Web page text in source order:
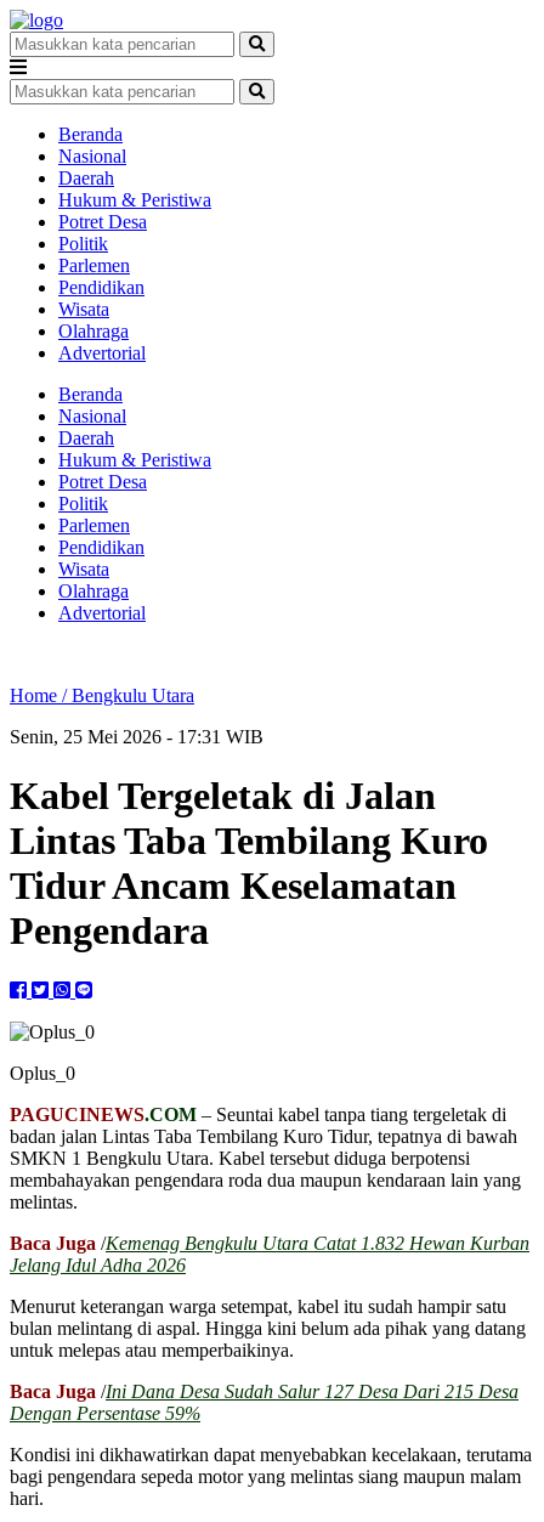
Beranda
Nasional
Daerah
Hukum & Peristiwa
Potret Desa
Politik
Parlemen
Pendidikan
Wisata
Olahraga
Advertorial
Beranda
Nasional
Daerah
Hukum & Peristiwa
Potret Desa
Politik
Parlemen
Pendidikan
Wisata
Olahraga
Advertorial
Home /Bengkulu Utara
Senin, 25 Mei 2026 - 17:31 WIB
Kabel Tergeletak di Jalan
Lintas Taba Tembilang Kuro
Tidur Ancam Keselamatan
Pengendara
Oplus_0
PAGUCINEWS.COM – Seuntai kabel tanpa tiang tergeletak di
badan jalan Lintas Taba Tembilang Kuro Tidur, tepatnya di bawah
SMKN 1 Bengkulu Utara. Kabel tersebut diduga berpotensi
membahayakan pengendara roda dua maupun kendaraan lain yang
melintas.
Baca Juga /Kemenag Bengkulu Utara Catat 1.832 Hewan Kurban
Jelang Idul Adha 2026
Menurut keterangan warga setempat, kabel itu sudah hampir satu
bulan melintang di aspal. Hingga kini belum ada pihak yang datang
untuk melepas atau memperbaikinya.
Baca Juga /Ini Dana Desa Sudah Salur 127 Desa Dari 215 Desa
Dengan Persentase 59%
Kondisi ini dikhawatirkan dapat menyebabkan kecelakaan, terutama
bagi pengendara sepeda motor yang melintas siang maupun malam
hari.